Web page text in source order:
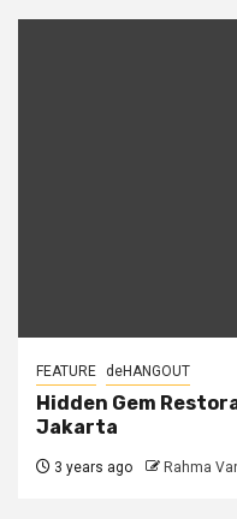
FEATURE deHANGOUT
Hidden Gem
Jakarta
3 years ago Rahma